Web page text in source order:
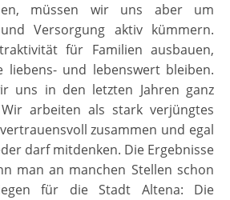
müssen wir uns aber um
Versorgung aktiv kümmern.
für Familien ausbauen,
und lebenswert bleiben.
uns in den letzten Jahren ganz
arbeiten als stark verjüngtes
zusammen und egal
darf mitdenken. Die Ergebnisse
man an manchen Stellen schon
für die Stadt Altena: Die